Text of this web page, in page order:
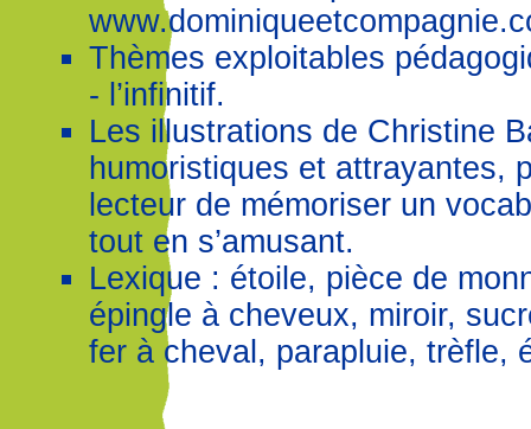
Thèmes exploitables
- l’infinitif.
Les illustrations de Christine
humoristiques et attrayantes,
lecteur de mémoriser un
tout en s’amusant.
Lexique : étoile, pièce de
épingle à cheveux, miroir,
fer à cheval, parapluie, trèfle,